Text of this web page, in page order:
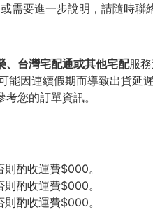
需要進一步說明，請隨時聯
、台灣宅配通或其他宅配服
能因連續假期而導致出貨延
您的訂單資訊。
酌收運費$000。
酌收運費$000。
酌收運費$000。